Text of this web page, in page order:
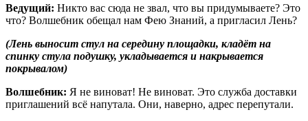
Ведущий: Никто вас сюда не звал, что вы придумываете? Это
что? Волшебник обещал нам Фею Знаний, а пригласил Лень?
(Лень выносит стул на середину площадки, кладёт на
спинку стула подушку, укладывается и накрывается
покрывалом)
Волшебник: Я не виноват! Не виноват. Это служба доставки
приглашений всё напутала. Они, наверно, адрес перепутали.